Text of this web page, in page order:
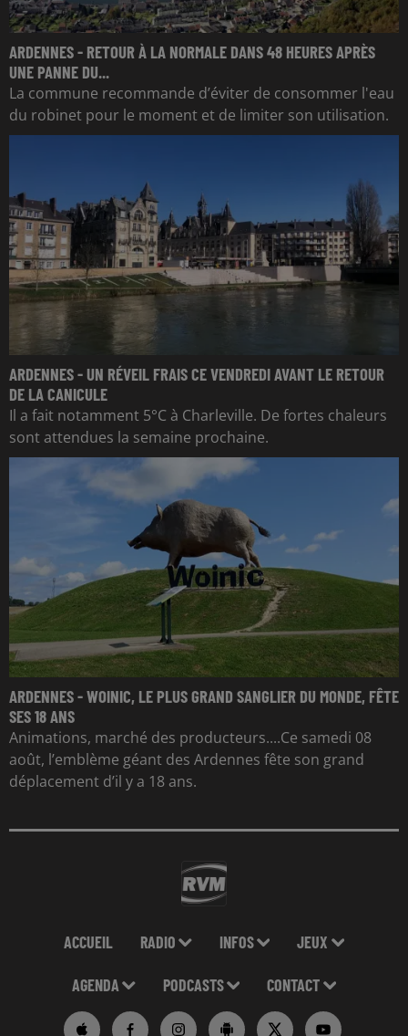
ARDENNES - RETOUR À LA NORMALE DANS 48 HEURES APRÈS
UNE PANNE DU...
La commune recommande d’éviter de consommer l'eau
du robinet pour le moment et de limiter son utilisation.
ARDENNES - UN RÉVEIL FRAIS CE VENDREDI AVANT LE RETOUR
DE LA CANICULE
Il a fait notamment 5°C à Charleville. De fortes chaleurs
sont attendues la semaine prochaine.
ARDENNES - WOINIC, LE PLUS GRAND SANGLIER DU MONDE, FÊTE
SES 18 ANS
Animations, marché des producteurs....Ce samedi 08
août, l’emblème géant des Ardennes fête son grand
déplacement d’il y a 18 ans.
ACCUEIL RADIO INFOS JEUX
AGENDA PODCASTS CONTACT